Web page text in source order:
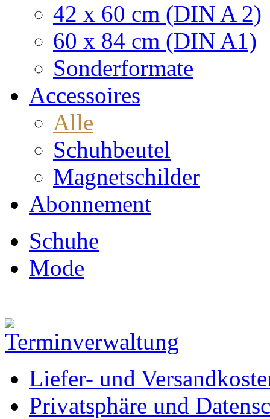
42 x 60 cm (DIN A 2)
60 x 84 cm (DIN A1)
Sonderformate
Accessoires
Alle
Schuhbeutel
Magnetschilder
Abonnement
Schuhe
Mode
Liefer- und
Privatsphäre und